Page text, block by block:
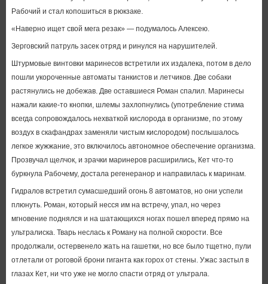
Рабочий и стал копошиться в рюкзаке.
«Наверно ищет свой мега резак» — подумалось Алексею.
Зерговский патруль засек отряд и ринулся на нарушителей.
Штурмовые винтовки маринесов встретили их издалека, потом в дело
пошли укороченные автоматы танкистов и летчиков. Две собаки
растянулись не добежав. Две оставшиеся Роман спалил. Маринесы
нажали какие-то кнопки, шлемы захлопнулись (употребление стима
всегда сопровождалось нехваткой кислорода в организме, по этому
воздух в скафандрах заменяли чистым кислородом) послышалось
легкое жужжание, это включилось автономное обеспечение организма.
Прозвучал щелчок, и зрачки маринеров расширились, Кет что-то
буркнула Рабочему, достала регенеранор и направилась к маринам.
Гидралов встретил сумасшедший огонь 8 автоматов, но они успели
плюнуть. Роман, который несся им на встречу, упал, но через
мгновение поднялся и на шатающихся ногах пошел вперед прямо на
ультралиска. Тварь неслась к Роману на полной скорости. Все
продолжали, остервенело жать на гашетки, но все было тщетно, пули
отлетали от роговой брони гиганта как горох от стены. Ужас застыл в
глазах Кет, ни что уже не могло спасти отряд от ультрала.